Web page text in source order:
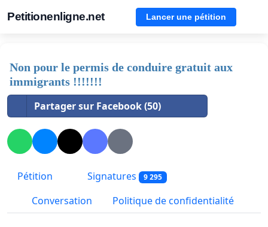
Petitionenligne.net Lancer une pétition
Non pour le permis de conduire gratuit aux
immigrants !!!!!!!
Partager sur Facebook (50)
Pétition Signatures 9 295
Conversation Politique de confidentialité